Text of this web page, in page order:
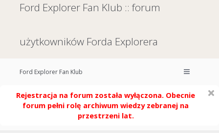
Ford Explorer Fan Klub :: forum
użytkowników Forda Explorera
Ford Explorer Fan Klub
Rejestracja na forum została wyłączona. Obecnie
forum pełni rolę archiwum wiedzy zebranej na
przestrzeni lat.